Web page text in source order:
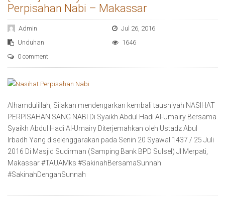
Perpisahan Nabi – Makassar
Admin
Jul 26, 2016
Unduhan
1646
0 comment
Alhamdulillah, Silakan mendengarkan kembali taushiyah NASIHAT
PERPISAHAN SANG NABI Di Syaikh Abdul Hadi Al-Umairy Bersama
Syaikh Abdul Hadi Al-Umairy Diterjemahkan oleh Ustadz Abul
Irbadh Yang diselenggarakan pada Senin 20 Syawal 1437 / 25 Juli
2016 Di Masjid Sudirman (Samping Bank BPD Sulsel) Jl Merpati,
Makassar ‪#‎TAUAMks‬ ‪#‎SakinahBersamaSunnah‬
‪#‎SakinahDenganSunnah‬